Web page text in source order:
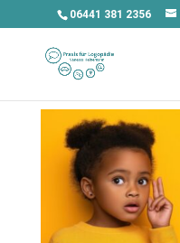
06441 381 2356